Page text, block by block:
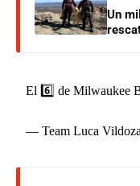
Un
El 6️⃣ de Milwaukee
— Team Luca